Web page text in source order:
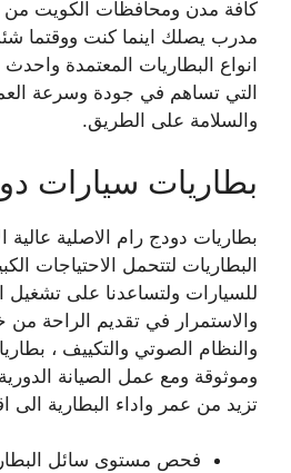
كافة مدن ومحافظات الكويت
مدرب يصلك اينما كنت ووقتما
انواع البطاريات المعتمدة
التي تساهم في جودة وسرعة
والسلامة على الطريق.
بطاريات سيارات
بطاريات دودج رام الاصلية عالية
البطاريات لتتحمل الاحتياجات
للسيارات ولتساعدنا على تشغيل
والاستمرار في تقديم الراحة من
والنظام الصوتي والتكييف ،
وموثوقة ومع عمل الصيانة
تزيد من عمر واداء البطارية
فحص مستوى سائل